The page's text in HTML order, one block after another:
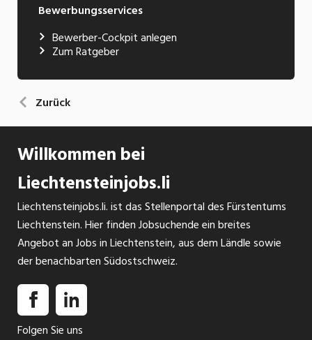
Bewerbungsservices
Bewerber-Cockpit anlegen
Zum Ratgeber
Zurück
Willkommen bei
Liechtensteinjobs.li
Liechtensteinjobs.li. ist das Stellenportal des Fürstentums
Liechtenstein. Hier finden Jobsuchende ein breites
Angebot an Jobs in Liechtenstein, aus dem Ländle sowie
der benachbarten Südostschweiz.
Folgen Sie uns